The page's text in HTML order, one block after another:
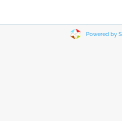
Powered by